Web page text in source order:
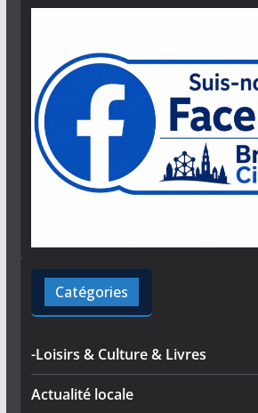
Catégories
-Loisirs & Culture & Livres
Actualité locale